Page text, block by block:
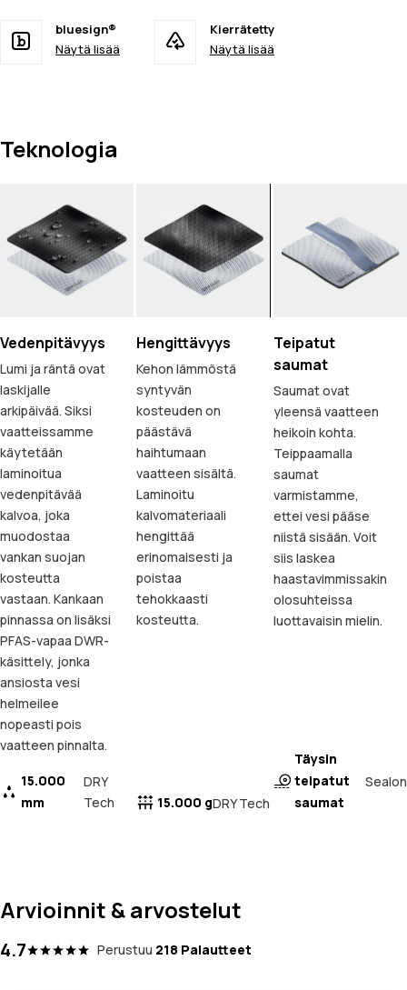
bluesign®
Näytä lisää
Kierrätetty
Näytä lisää
Teknologia
Vedenpitävyys
Lumi ja räntä ovat
laskijalle
arkipäivää. Siksi
vaatteissamme
käytetään
laminoitua
vedenpitävää
kalvoa, joka
muodostaa
vankan suojan
kosteutta
vastaan. Kankaan
pinnassa on lisäksi
PFAS-vapaa DWR-
käsittely, jonka
ansiosta vesi
helmeilee
nopeasti pois
vaatteen pinnalta.
15.000
mm
DRY
Tech
Hengittävyys
Kehon lämmöstä
syntyvän
kosteuden on
päästävä
haihtumaan
vaatteen sisältä.
Laminoitu
kalvomateriaali
hengittää
erinomaisesti ja
poistaa
tehokkaasti
kosteutta.
15.000 gDRY Tech
Teipatut
saumat
Saumat ovat
yleensä vaatteen
heikoin kohta.
Teippaamalla
saumat
varmistamme,
ettei vesi pääse
niistä sisään. Voit
siis laskea
haastavimmissakin
olosuhteissa
luottavaisin mielin.
Täysin
teipatut
saumat
Sealon
Arvioinnit & arvostelut
4.7 Perustuu 218 Palautteet